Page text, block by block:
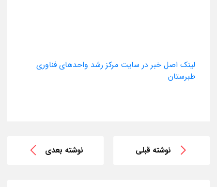
لینک اصل خبر در سایت مرکز رشد واحدهای فناوری
طبرستان
نوشته قبلی نوشته بعدی